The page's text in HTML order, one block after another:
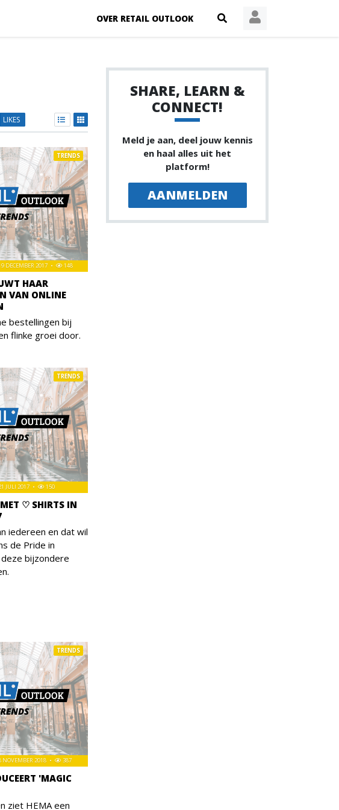
OVER RETAIL OUTLOOK
LIKES
HAAR
VAN ONLINE
DECEMBER 2017 148
TRENDS
bestellingen bij
flinke groei door.
♡ SHIRTS IN
JULI 2017 150
TRENDS
iedereen en dat wil
de Pride in
bijzondere
'MAGIC
NOVEMBER 2018 387
TRENDS
ziet HEMA een
SHARE, LEARN &
CONNECT!
Meld je aan, deel jouw kennis
en haal alles uit het
platform!
AANMELDEN